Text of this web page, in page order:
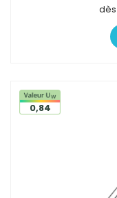
dès
0,84